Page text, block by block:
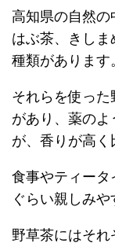
高知県の自然の
はぶ茶、きし
種類があります
それらを使った
があり、薬の
が、香りが高く
食事やティータ
ぐらい親しみや
野草茶にはそ